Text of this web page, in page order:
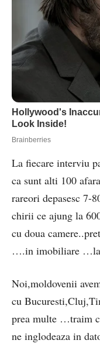
La fiecare interviu
ca sunt alti 100
rareori depasesc 7-
chirii ce ajung la
cu doua
….in imobiliare
Noi,moldovenii
cu
prea multe …traim
ne inglodeaza in